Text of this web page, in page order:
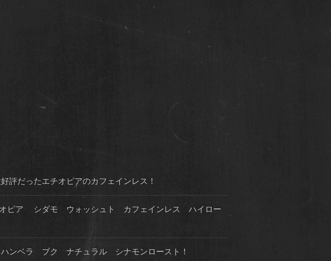
評だったエチオピアのカフェインレス！
オピア シダモ ウォッシュト カフェインレス ハイロー
ンベラ ブク ナチュラル シナモンロースト！